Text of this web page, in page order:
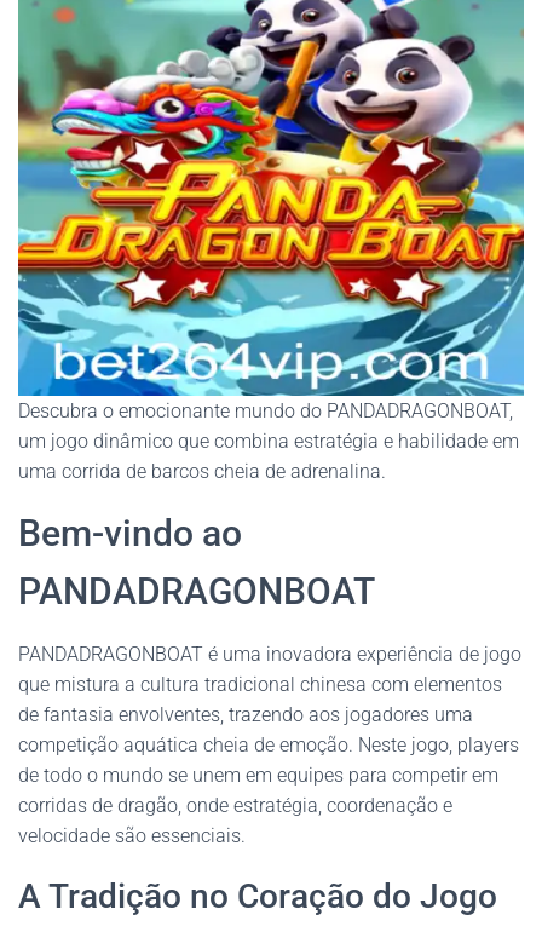
Descubra o emocionante mundo do PANDADRAGONBOAT,
um jogo dinâmico que combina estratégia e habilidade em
uma corrida de barcos cheia de adrenalina.
Bem-vindo ao
PANDADRAGONBOAT
PANDADRAGONBOAT é uma inovadora experiência de jogo
que mistura a cultura tradicional chinesa com elementos
de fantasia envolventes, trazendo aos jogadores uma
competição aquática cheia de emoção. Neste jogo, players
de todo o mundo se unem em equipes para competir em
corridas de dragão, onde estratégia, coordenação e
velocidade são essenciais.
A Tradição no Coração do Jogo